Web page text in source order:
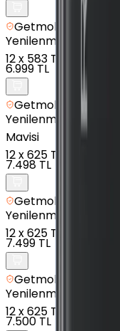
Getmobil Güvencesi
Yenilenmiş
Xiaomi
12x 583 TL
6.999 TL
Getmobil Güvencesi
Yenilenmiş
Xiaomi
Mavisi
12x625 TL
7.498 TL
Getmobil Güvencesi
Yenilenmiş
Xiaomi
12x625 TL
7.499 TL
Getmobil Güvencesi
Yenilenmiş
Xiaomi
12x625 TL
7.500 TL